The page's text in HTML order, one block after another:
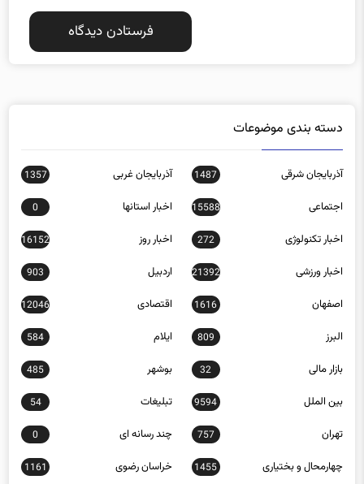
دسته بندی موضوعات
آذربایجان شرقی 1487 آذربایجان غربی 1357
اجتماعی 15588 اخبار استانها 0
اخبار تکنولوژی 272 اخبار روز 16152
اخبار ورزشی 21392 اردبیل 903
اصفهان 1616 اقتصادی 12046
البرز 809 ایلام 584
بازار مالی 32 بوشهر 485
بین الملل 9594 تبلیغات 54
تهران 757 چند رسانه ای 0
چهارمحال و بختیاری 1455 خراسان رضوی 1161